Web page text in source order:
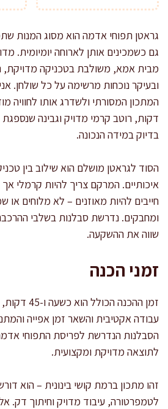
גראטן תפוחי אדמה הוא מסוג המנות
גם כשמכינים אותן לארוחה יומיומית.
מבית אמא, משולבת בטכניקה מדויקת,
ובעיקר נוכחות מרשימה על כל שולחן.
המתכון המסורתי ולשדרג אותו לחוויה
דקות, רוטב קרמי מדויק וגבינה
בדיוק במידה הנכונה.
הסוד לגראטן מושלם הוא שילוב בין
איכותיים. המרקם צריך להיות קרמלי
חייבים להיות מאוזנים – לא מלוחים או
ומחבקים. נדרשת סבלנות בשלבי
שווה את ההשקעה.
זמני הכנה
עבודה אקטיבית והשאר זמן אפייה
הסבלנות הנדרשת לפריסת התפוחי
לתוצאה מדויקת ומקצועית.
זהו מתכון ברמת קושי בינונית – הוא
לטמפרטורה, עיבוד מדויק וחיתוך דק.